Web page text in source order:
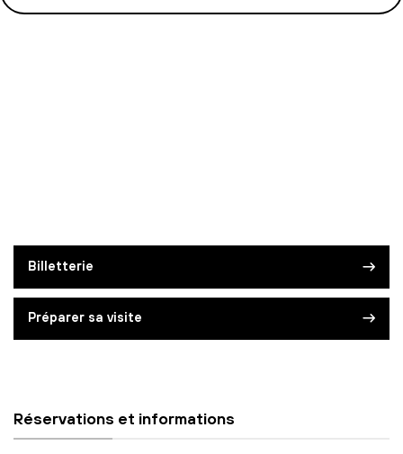
Billetterie
Préparer sa visite
Réservations et informations